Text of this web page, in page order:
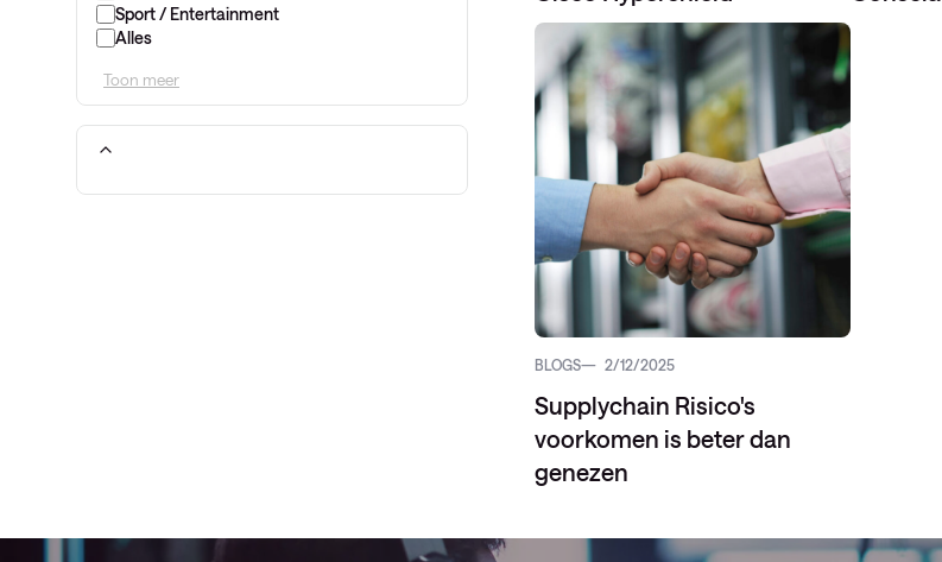
Sport / Entertainment
Alles
Toon meer
BLOGS 2/12/2025
Supplychain Risico's
voorkomen is beter dan
genezen